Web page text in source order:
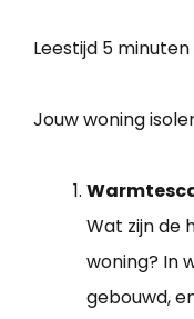
Leestijd 5 minuten
Jouw woning
Wat zijn de
woning? In
gebouwd,